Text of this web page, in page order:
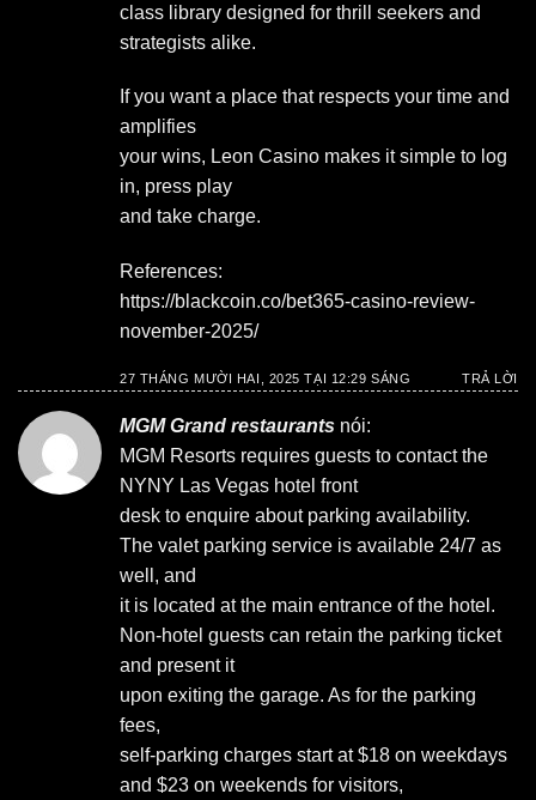
class library designed for thrill seekers and
strategists alike.
If you want a place that respects your time and
amplifies
your wins, Leon Casino makes it simple to log
in, press play
and take charge.
References:
https://blackcoin.co/bet365-casino-review-
november-2025/
27 THÁNG MƯỜI HAI, 2025 TẠI 12:29 SÁNG TRẢ LỜI
MGM Grand restaurants nói:
MGM Resorts requires guests to contact the
NYNY Las Vegas hotel front
desk to enquire about parking availability.
The valet parking service is available 24/7 as
well, and
it is located at the main entrance of the hotel.
Non-hotel guests can retain the parking ticket
and present it
upon exiting the garage. As for the parking
fees,
self-parking charges start at $18 on weekdays
and $23 on weekends for visitors,